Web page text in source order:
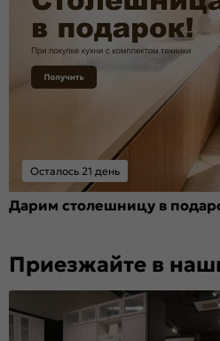
Осталось 21 день
Дарим столешницу в
Приезжайте в